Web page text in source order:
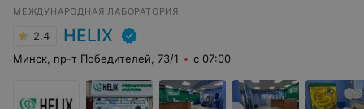
МЕЖДУНАРОДНАЯ ЛАБОРАТОРИЯ
2.4 HELIX
Минск, пр-т Победителей, 73/1 с 07:00